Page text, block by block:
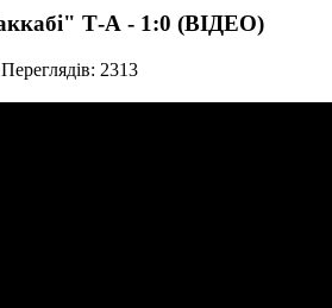
Т-А - 1:0 (ВІДЕО)
Переглядів: 2313